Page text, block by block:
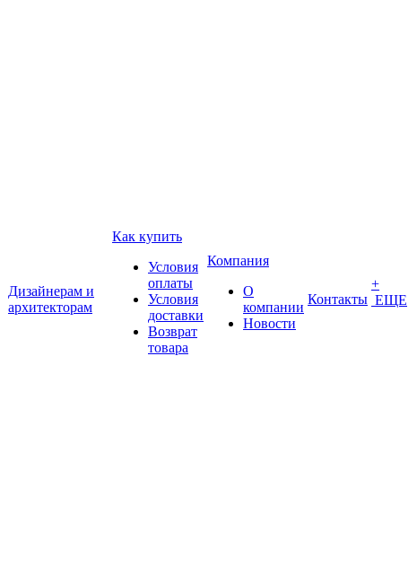
Дизайнерам и
архитекторам
Как купить
Условия
оплаты
Условия
доставки
Возврат
товара
Компания
О
компании
Новости
Контакты
+
ЕЩЕ